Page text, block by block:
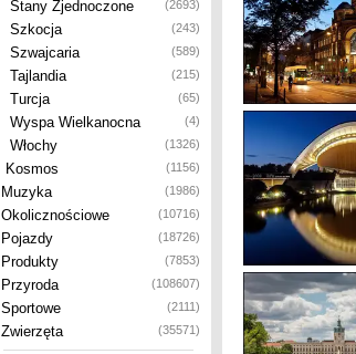
Stany Zjednoczone (2693)
Szkocja (243)
Szwajcaria (589)
Tajlandia (215)
Turcja (65)
Wyspa Wielkanocna (4)
Włochy (1326)
Kosmos (1156)
Muzyka (1986)
Okolicznościowe (10716)
Pojazdy (18726)
Produkty (7853)
Przyroda (108607)
Sportowe (2111)
Zwierzęta (35571)